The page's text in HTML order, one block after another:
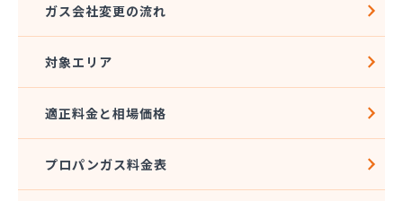
株式会社ダイシンガス
株式会社タカミヤ
株式会社チクハン
株式会社チクリョー
株式会社ツバメガスフロンティア 博多支店
株式会社ツバメガス北九州
株式会社ツバメガス北九州 直方営業所
ガス会社変更の流れ
対象エリア
適正料金と相場価格
プロパンガス料金表